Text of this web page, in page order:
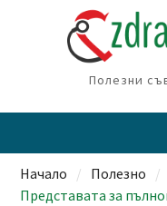
Полезни
Начало
Полезно
Представата за